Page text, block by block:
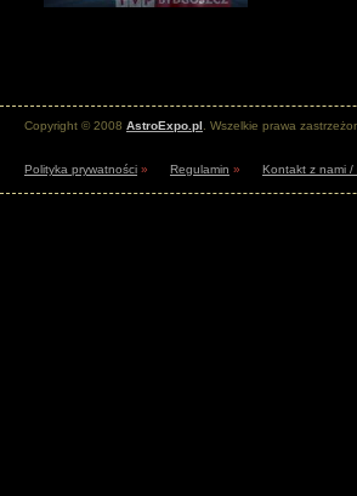
Copyright © 2008 AstroExpo.pl . Wszelkie prawa
Polityka prywatności » Regulamin » Kontakt z nami /